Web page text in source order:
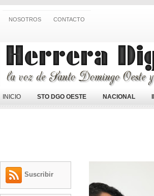
NOSOTROS CONTACTO
INICIO STO DGO OESTE NACIONAL
Suscribir